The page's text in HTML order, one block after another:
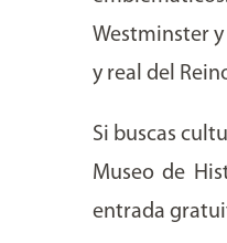
Westminster
y real del
Si buscas
Museo de
entrada